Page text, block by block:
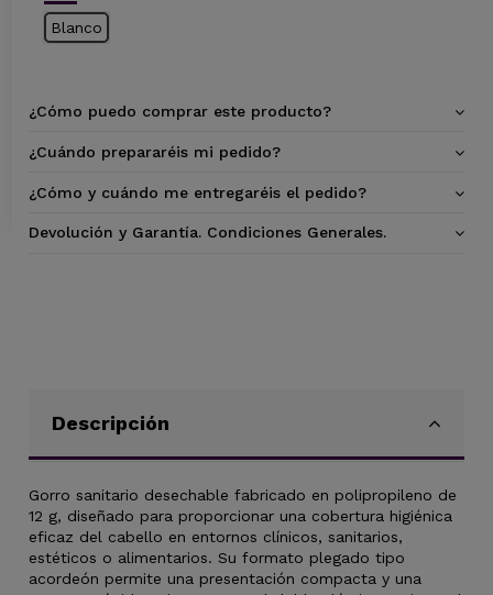
Blanco
¿Cómo puedo comprar este producto?
¿Cuándo prepararéis mi pedido?
¿Cómo y cuándo me entregaréis el pedido?
Devolución y Garantía. Condiciones Generales.
Descripción
Gorro sanitario desechable fabricado en polipropileno de
12 g, diseñado para proporcionar una cobertura higiénica
eficaz del cabello en entornos clínicos, sanitarios,
estéticos o alimentarios. Su formato plegado tipo
acordeón permite una presentación compacta y una